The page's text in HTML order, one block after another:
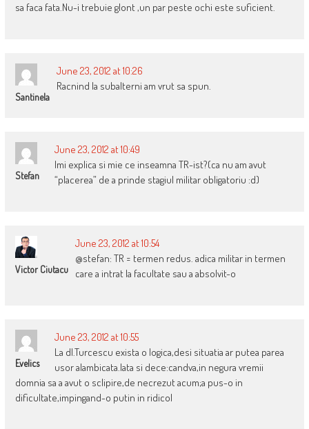
sa faca fata.Nu-i trebuie glont ,un par peste ochi este suficient.
Santinela
June 23, 2012 at 10:26
Racnind la subalterni am vrut sa spun.
Stefan
June 23, 2012 at 10:49
Imi explica si mie ce inseamna TR-ist?(ca nu am avut
“placerea” de a prinde stagiul militar obligatoriu :d)
Victor Ciutacu
June 23, 2012 at 10:54
@stefan: TR = termen redus. adica militar in termen
care a intrat la facultate sau a absolvit-o
Evelics
June 23, 2012 at 10:55
La dl.Turcescu exista o logica,desi situatia ar putea parea
usor alambicata.Iata si dece:candva,in negura vremii
domnia sa a avut o sclipire,de necrezut acum;a pus-o in
dificultate,impingand-o putin in ridicol